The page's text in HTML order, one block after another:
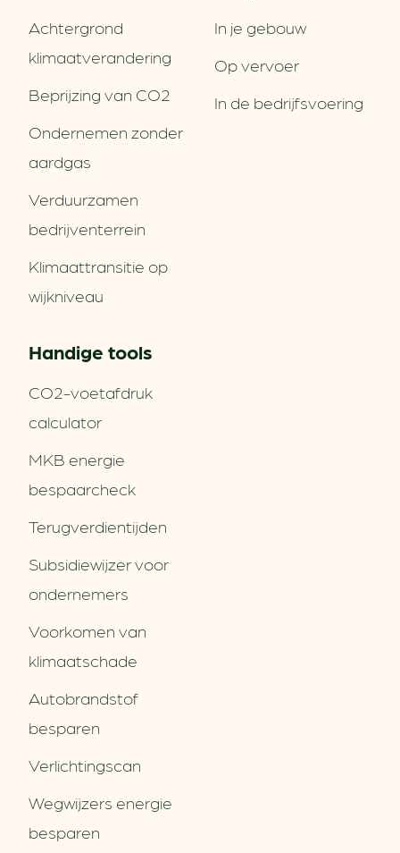
Achtergrond
klimaatverandering
Beprijzing van CO2
Ondernemen zonder
aardgas
Verduurzamen
bedrijventerrein
Klimaattransitie op
wijkniveau
In je gebouw
Op vervoer
In de bedrijfsvoering
Handige tools
CO2-voetafdruk
calculator
MKB energie
bespaarcheck
Terugverdien­tijden
Subsidiewijzer voor
ondernemers
Voorkomen van
klimaatschade
Autobrandstof
besparen
Verlichtingscan
Wegwijzers energie
besparen